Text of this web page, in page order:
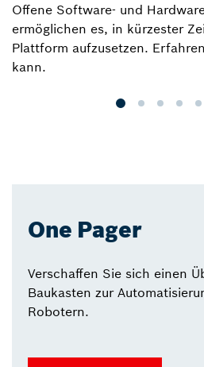
Offene Software- und
ermöglichen es, in kürzester
Plattform aufzusetzen.
kann.
One Pager
Verschaffen Sie sich einen
Baukasten zur
Robotern.